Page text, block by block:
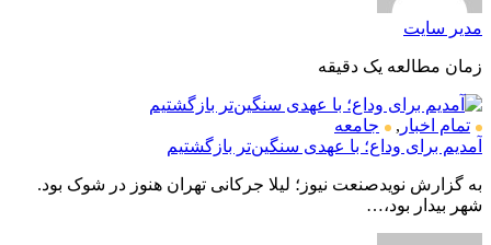
مدیر سایت
زمان مطالعه یک دقیقه
تمام اخبار ,
جامعه
آمدیم برای وداع؛ با عهدی سنگین‌تر بازگشتیم
به گزارش نویدصنعت نیوز؛ لیلا جرکانی تهران هنوز در شوک بود.
شهر بیدار بود،…